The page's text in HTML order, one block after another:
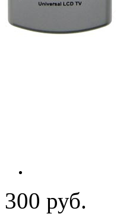
300 руб.